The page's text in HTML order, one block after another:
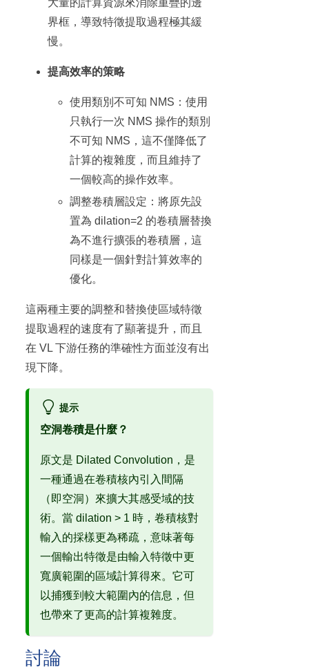
大量的計算資源來消除重疊的邊
界框，導致特徵提取過程極其緩
慢。
提高效率的策略
使用類別不可知 NMS：使用
只執行一次 NMS 操作的類別
不可知 NMS，這不僅降低了
計算的複雜度，而且維持了
一個較高的操作效率。
調整卷積層設定：將原先設
置為 dilation=2 的卷積層替換
為不進行擴張的卷積層，這
同樣是一個針對計算效率的
優化。
這兩種主要的調整和替換使區域特徵
提取過程的速度有了顯著提升，而且
在 VL 下游任務的準確性方面並沒有出
現下降。
提示
空洞卷積是什麼？
原文是 Dilated Convolution，是
一種通過在卷積核內引入間隔
（即空洞）來擴大其感受域的技
術。當 dilation > 1 時，卷積核對
輸入的採樣更為稀疏，意味著每
一個輸出特徵是由輸入特徵中更
寬廣範圍的區域計算得來。它可
以捕獲到較大範圍內的信息，但
也帶來了更高的計算複雜度。
討論